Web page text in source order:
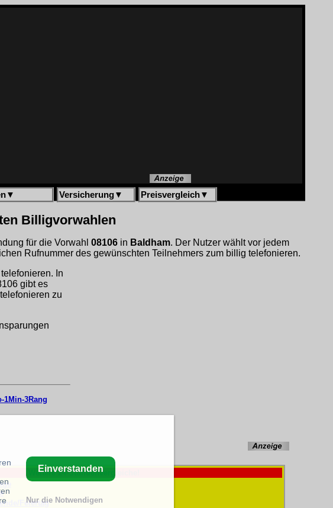
▼ Versicherung▼ Preisvergleich▼
Billigvorwahlen
für die Vorwahl 08106 in Baldham. Der Nutzer wählt vor jedem
Rufnummer des gewünschten Teilnehmers zum billig telefonieren.
In
gibt es
zu
1Min-3Rang
Weitere 24-Stundenvergleiche!
Feiertag
Einverstanden
Nur die Notwendigen